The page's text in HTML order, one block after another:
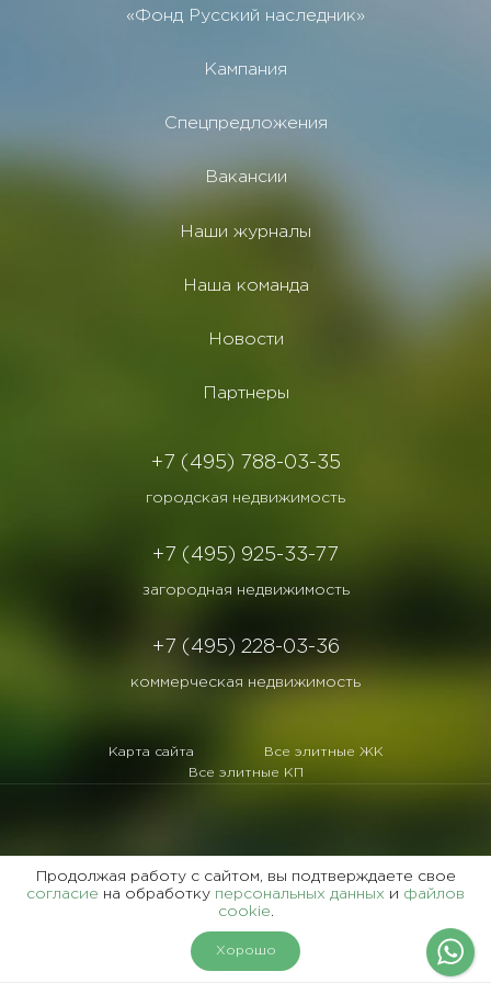
«Фонд Русский наследник»
Кампания
Спецпредложения
Вакансии
Наши журналы
Наша команда
Новости
Партнеры
+7 (495) 788-03-35
городская недвижимость
+7 (495) 925-33-77
загородная недвижимость
+7 (495) 228-03-36
коммерческая недвижимость
Карта сайта
Все элитные ЖК
Все элитные КП
Все права защищены
Копирование и воспроизведение материалов этого сайта возможно только с
письменного согласия администрации сайта.
Представленная на сайте информация, в т.ч. стоимость объектов, носит
Продолжая работу с сайтом, вы подтверждаете свое
согласие на обработку персональных данных и файлов
cookie.
Хорошо